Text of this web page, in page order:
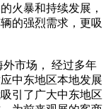
火暴和持续发展，
的强烈需求，更吸
市场， 经过多年
中东地区本地发展
引了广大中东地区